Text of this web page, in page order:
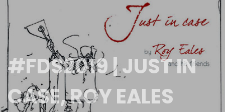
#FDS2019 | JUST IN
CASE, ROY EALES